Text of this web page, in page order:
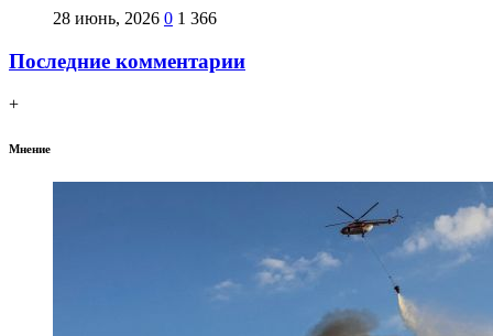
28 июнь, 2026 0 1 366
Последние комментарии
+
Мнение